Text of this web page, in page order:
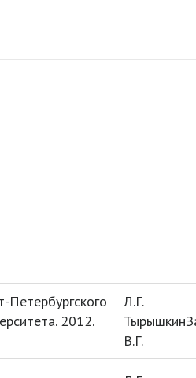
Петербургского
2012.
Л.Г.
В.Г.